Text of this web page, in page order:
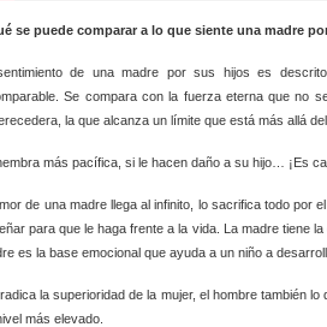
se puede comparar a lo que siente una madre
de una madre por sus hijos es
Se compara con la fuerza eterna que no
la que alcanza un límite que está más allá
más pacífica, si le hacen daño a su hijo… ¡Es
de una madre llega al infinito, lo sacrifica todo por
para que le haga frente a la vida. La madre tiene
es la base emocional que ayuda a un niño a
la superioridad de la mujer, el hombre también
más elevado.